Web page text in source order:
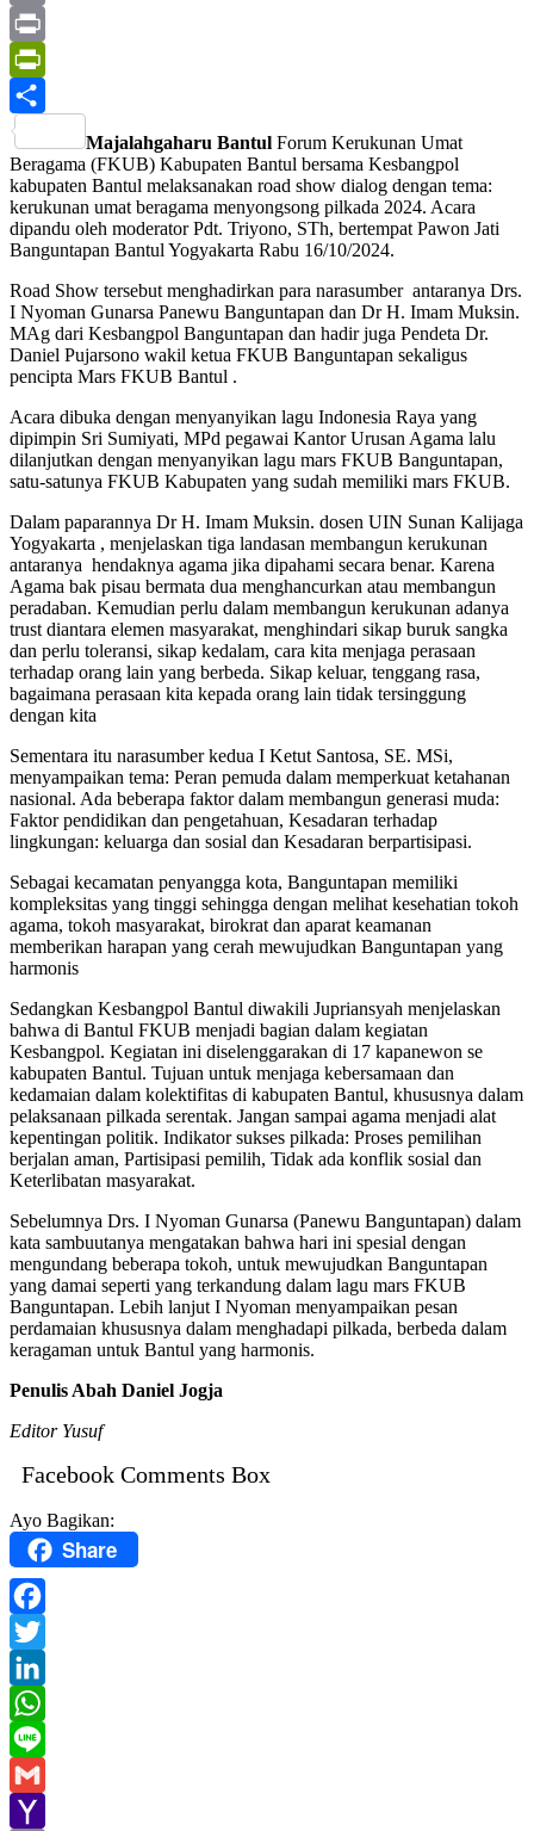
Mail
Email
Print
PrintFriendly
Share
Majalahgaharu Bantul Forum Kerukunan Umat
Beragama (FKUB) Kabupaten Bantul bersama Kesbangpol
kabupaten Bantul melaksanakan road show dialog dengan tema:
kerukunan umat beragama menyongsong pilkada 2024. Acara
dipandu oleh moderator Pdt. Triyono, STh, bertempat Pawon Jati
Banguntapan Bantul Yogyakarta Rabu 16/10/2024.
Road Show tersebut menghadirkan para narasumber antaranya Drs.
I Nyoman Gunarsa Panewu Banguntapan dan Dr H. Imam Muksin.
MAg dari Kesbangpol Banguntapan dan hadir juga Pendeta Dr.
Daniel Pujarsono wakil ketua FKUB Banguntapan sekaligus
pencipta Mars FKUB Bantul .
Acara dibuka dengan menyanyikan lagu Indonesia Raya yang
dipimpin Sri Sumiyati, MPd pegawai Kantor Urusan Agama lalu
dilanjutkan dengan menyanyikan lagu mars FKUB Banguntapan,
satu-satunya FKUB Kabupaten yang sudah memiliki mars FKUB.
Dalam paparannya Dr H. Imam Muksin. dosen UIN Sunan Kalijaga
Yogyakarta , menjelaskan tiga landasan membangun kerukunan
antaranya hendaknya agama jika dipahami secara benar. Karena
Agama bak pisau bermata dua menghancurkan atau membangun
peradaban. Kemudian perlu dalam membangun kerukunan adanya
trust diantara elemen masyarakat, menghindari sikap buruk sangka
dan perlu toleransi, sikap kedalam, cara kita menjaga perasaan
terhadap orang lain yang berbeda. Sikap keluar, tenggang rasa,
bagaimana perasaan kita kepada orang lain tidak tersinggung
dengan kita
Sementara itu narasumber kedua I Ketut Santosa, SE. MSi,
menyampaikan tema: Peran pemuda dalam memperkuat ketahanan
nasional. Ada beberapa faktor dalam membangun generasi muda:
Faktor pendidikan dan pengetahuan, Kesadaran terhadap
lingkungan: keluarga dan sosial dan Kesadaran berpartisipasi.
Sebagai kecamatan penyangga kota, Banguntapan memiliki
kompleksitas yang tinggi sehingga dengan melihat kesehatian tokoh
agama, tokoh masyarakat, birokrat dan aparat keamanan
memberikan harapan yang cerah mewujudkan Banguntapan yang
harmonis
Sedangkan Kesbangpol Bantul diwakili Jupriansyah menjelaskan
bahwa di Bantul FKUB menjadi bagian dalam kegiatan
Kesbangpol. Kegiatan ini diselenggarakan di 17 kapanewon se
kabupaten Bantul. Tujuan untuk menjaga kebersamaan dan
kedamaian dalam kolektifitas di kabupaten Bantul, khususnya dalam
pelaksanaan pilkada serentak. Jangan sampai agama menjadi alat
kepentingan politik. Indikator sukses pilkada: Proses pemilihan
berjalan aman, Partisipasi pemilih, Tidak ada konflik sosial dan
Keterlibatan masyarakat.
Sebelumnya Drs. I Nyoman Gunarsa (Panewu Banguntapan) dalam
kata sambuutanya mengatakan bahwa hari ini spesial dengan
mengundang beberapa tokoh, untuk mewujudkan Banguntapan
yang damai seperti yang terkandung dalam lagu mars FKUB
Banguntapan. Lebih lanjut I Nyoman menyampaikan pesan
perdamaian khususnya dalam menghadapi pilkada, berbeda dalam
keragaman untuk Bantul yang harmonis.
Penulis Abah Daniel Jogja
Editor Yusuf
Facebook Comments Box
Ayo Bagikan:
Share
Facebook
Twitter
LinkedIn
WhatsApp
Line
Gmail